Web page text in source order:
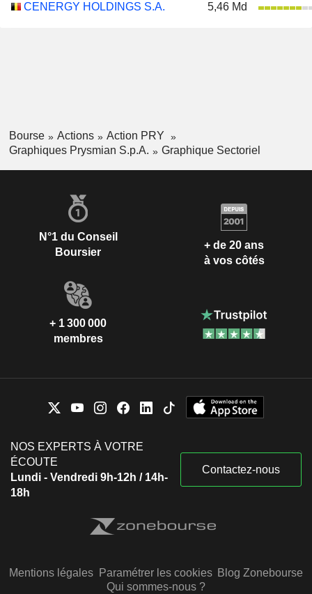
CENERGY HOLDINGS S.A.
5,46 Md
Bourse Actions
Action PRY
Graphiques Prysmian S.p.A.
Graphique Sectoriel
N°1 du Conseil
Boursier
+ de 20 ans
à vos côtés
+ 1 300 000
membres
NOS EXPERTS À VOTRE
ÉCOUTE
Lundi - Vendredi 9h-12h / 14h-
18h
Contactez-nous
Mentions légales Paramétrer les cookies Blog Zonebourse
Qui sommes-nous ?